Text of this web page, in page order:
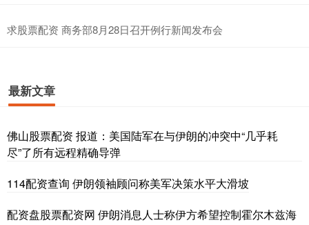
求股票配资 商务部8月28日召开例行新闻发布会
最新文章
佛山股票配资 报道：美国陆军在与伊朗的冲突中“几乎耗
尽”了所有远程精确导弹
114配资查询 伊朗领袖顾问称美军决策水平大滑坡
配资盘股票配资网 伊朗消息人士称伊方希望控制霍尔木兹海